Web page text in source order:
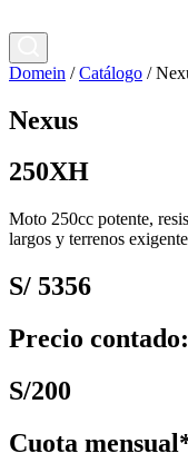
Domein / Catálogo /
Nexus
250XH
Moto 250cc potente,
largos y terrenos
S/ 5356
Precio
S/200
Cuota